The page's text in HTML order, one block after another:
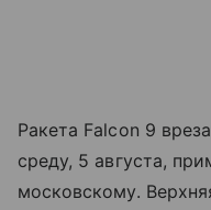
Ракета Falcon 9
среду, 5 августа,
московскому.